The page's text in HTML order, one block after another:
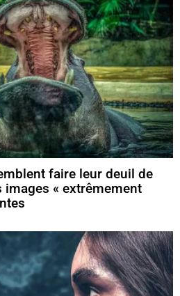
faire leur deuil de
« extrêmement